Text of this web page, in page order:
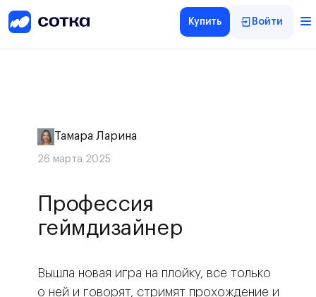
Купить Войти
Тамара Ларина
26 марта 2025
Профессия
геймдизайнер
Вышла новая игра на плойку, все только
о ней и говорят, стримят прохождение и